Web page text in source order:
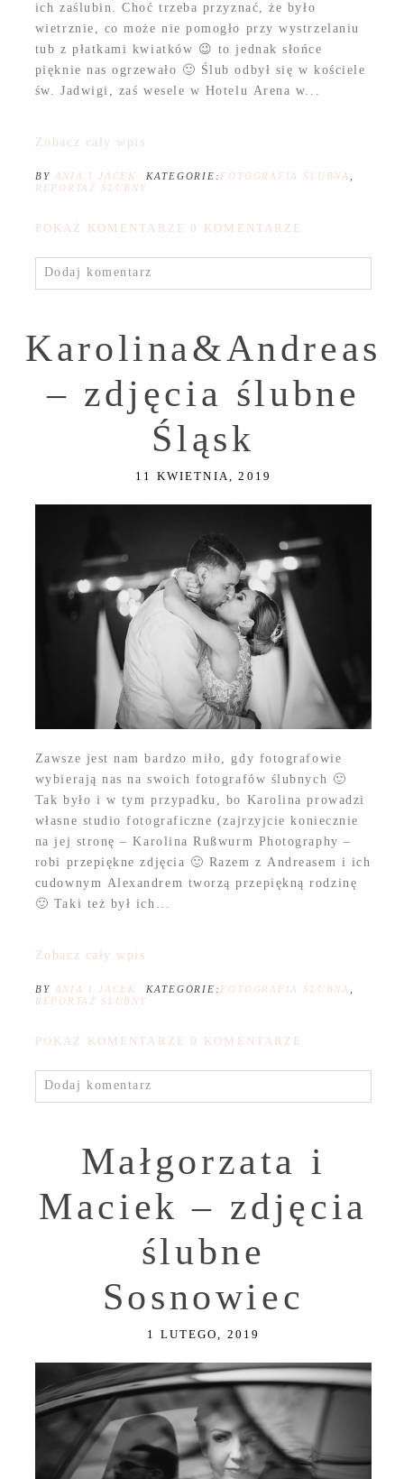
ich zaślubin. Choć trzeba przyznać, że było
wietrznie, co może nie pomogło przy wystrzelaniu
tub z płatkami kwiatków 😉 to jednak słońce
pięknie nas ogrzewało 🙂 Ślub odbył się w kościele
św. Jadwigi, zaś wesele w Hotelu Arena w...
Zobacz cały wpis
BY ANIA I JACEK KATEGORIE: FOTOGRAFIA ŚLUBNA
REPORTAŻ ŚLUBNY
POKAŻ KOMENTARZE 0 KOMENTARZE
Dodaj komentarz
Karolina&Andreas
– zdjęcia ślubne
Śląsk
11 KWIETNIA, 2019
Zawsze jest nam bardzo miło, gdy fotografowie
wybierają nas na swoich fotografów ślubnych 🙂
Tak było i w tym przypadku, bo Karolina prowadzi
własne studio fotograficzne (zajrzyjcie koniecznie
na jej stronę – Karolina Rußwurm Photography –
robi przepiękne zdjęcia 🙂 Razem z Andreasem i ich
cudownym Alexandrem tworzą przepiękną rodzinę
🙂 Taki też był ich...
Zobacz cały wpis
BY ANIA I JACEK KATEGORIE: FOTOGRAFIA ŚLUBNA
REPORTAŻ ŚLUBNY
POKAŻ KOMENTARZE 0 KOMENTARZE
Dodaj komentarz
Małgorzata i
Maciek – zdjęcia
ślubne
Sosnowiec
1 LUTEGO, 2019